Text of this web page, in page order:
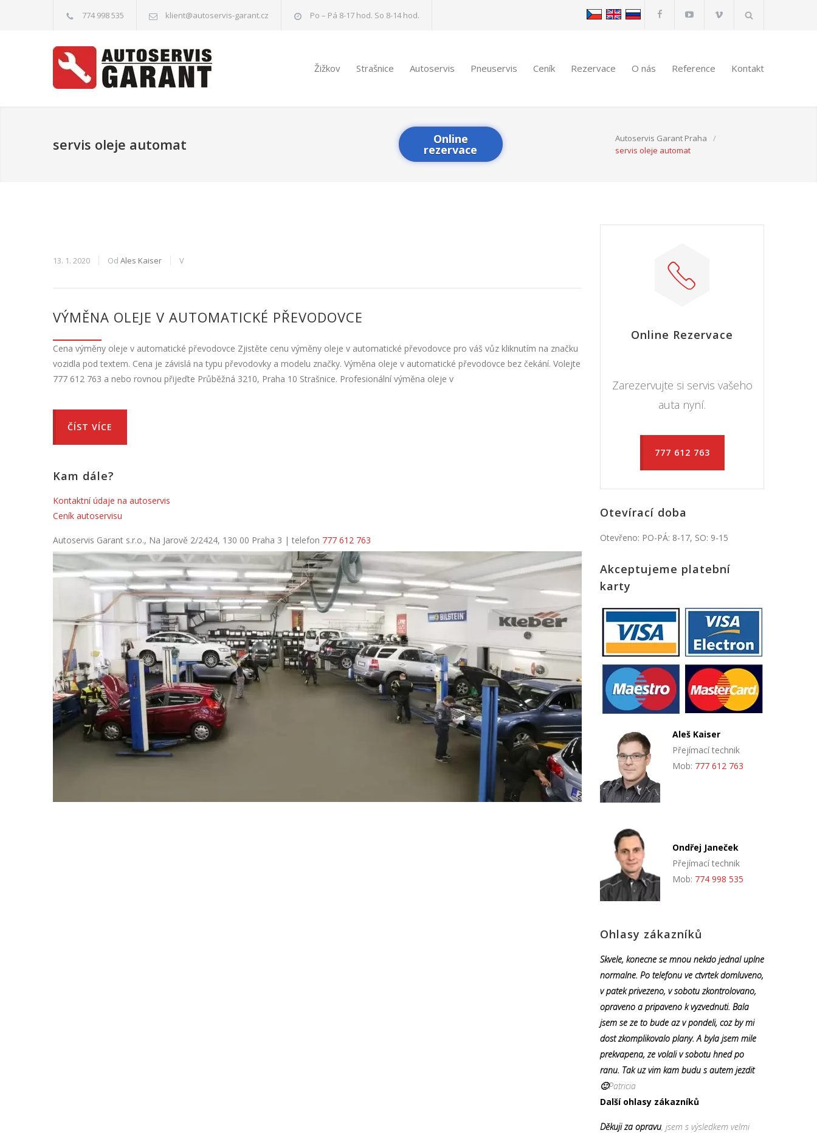
774 998 535 klient@autoservis-garant.cz Po – Pá 8-17 hod. So 8-14 hod.
Žižkov Strašnice Autoservis Pneuservis Ceník Rezervace O nás Reference Kontakt
servis oleje automat Online
rezervace
Autoservis Garant Praha
/
servis oleje automat
13. 1. 2020 Od Ales Kaiser V
VÝMĚNA OLEJE V AUTOMATICKÉ PŘEVODOVCE
Cena výměny oleje v automatické převodovce Zjistěte cenu výměny oleje v automatické převodovce pro váš vůz kliknutím na značku
vozidla pod textem. Cena je závislá na typu převodovky a modelu značky. Výměna oleje v automatické převodovce bez čekání. Volejte
777 612 763 a nebo rovnou přijeďte Průběžná 3210, Praha 10 Strašnice. Profesionální výměna oleje v
ČÍST VÍCE
Kam dále?
Kontaktní údaje na autoservis
Ceník autoservisu
Autoservis Garant s.r.o., Na Jarově 2/2424, 130 00 Praha 3 | telefon 777 612 763
Online Rezervace
Zarezervujte si servis vašeho
auta nyní.
777 612 763
Otevírací doba
Otevřeno: PO-PÁ: 8-17, SO: 9-15
Akceptujeme platební
karty
Aleš Kaiser
Přejímací technik
Mob: 777 612 763
Ondřej Janeček
Přejímací technik
Mob: 774 998 535
Ohlasy zákazníků
Skvele, konecne se mnou nekdo jednal uplne
normalne. Po telefonu ve ctvrtek domluveno,
v patek privezeno, v sobotu zkontrolovano,
opraveno a pripaveno k vyzvednuti. Bala
jsem se ze to bude az v pondeli, coz by mi
dost zkomplikovalo plany. A byla jsem mile
prekvapena, ze volali v sobotu hned po
ranu. Tak uz vim kam budu s autem jezdit
🙂Patricia
Další ohlasy zákazníků
Děkuji za opravu, jsem s výsledkem velmi